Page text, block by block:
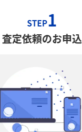
STEP1
査定依頼のお申込